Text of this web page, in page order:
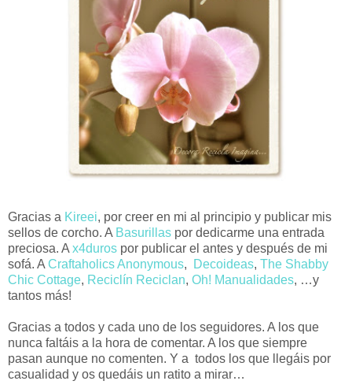
Gracias a Kireei, por creer en mi al principio y publicar mis
sellos de corcho. A Basurillas por dedicarme una entrada
preciosa. A x4duros por publicar el antes y después de mi
sofá. A Craftaholics Anonymous, Decoideas, The Shabby
Chic Cottage, Reciclín Reciclan, Oh! Manualidades, …y
tantos más!
Gracias a todos y cada uno de los seguidores. A los que
nunca faltáis a la hora de comentar. A los que siempre
pasan aunque no comenten. Y a todos los que llegáis por
casualidad y os quedáis un ratito a mirar…